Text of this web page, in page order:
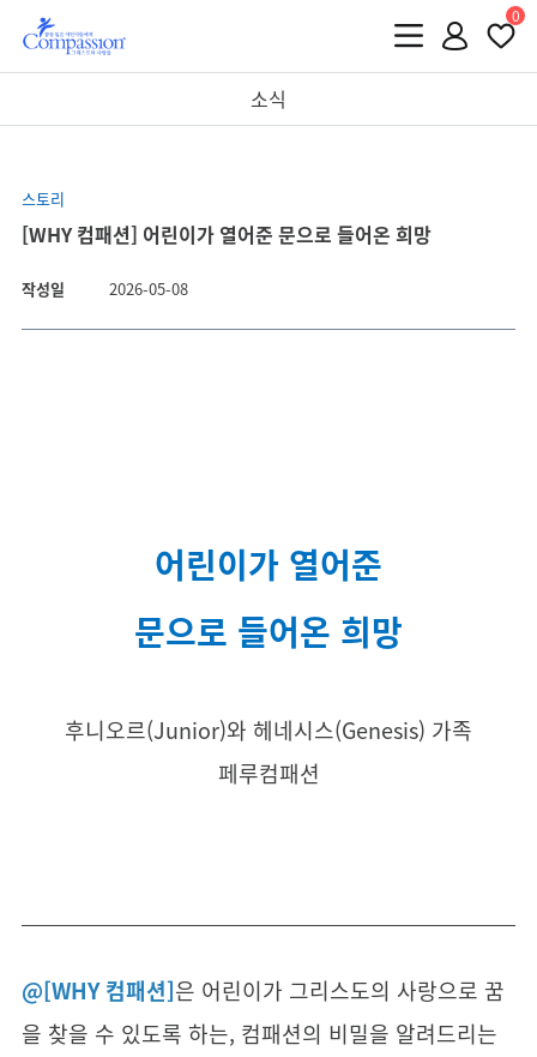
0
소식
스토리
[WHY 컴패션] 어린이가 열어준 문으로 들어온 희망
작성일 2026-05-08
어린이가 열어준
문으로 들어온 희망
후니오르(Junior)와 헤네시스(Genesis) 가족
페루컴패션
@[WHY 컴패션]은 어린이가 그리스도의 사랑으로 꿈
을 찾을 수 있도록 하는, 컴패션의 비밀을 알려드리는